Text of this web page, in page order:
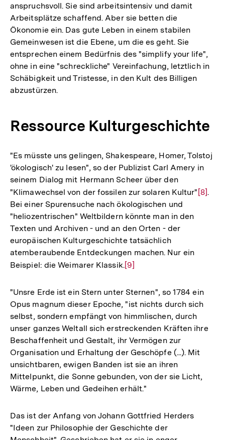
anspruchsvoll. Sie sind arbeitsintensiv und damit
Arbeitsplätze schaffend. Aber sie betten die
Ökonomie ein. Das gute Leben in einem stabilen
Gemeinwesen ist die Ebene, um die es geht. Sie
entsprechen einem Bedürfnis des "simplify your life",
ohne in eine "schreckliche" Vereinfachung, letztlich in
Schäbigkeit und Tristesse, in den Kult des Billigen
abzustürzen.
Ressource Kulturgeschichte
"Es müsste uns gelingen, Shakespeare, Homer, Tolstoj
'ökologisch' zu lesen", so der Publizist Carl Amery in
seinem Dialog mit Hermann Scheer über den
"Klimawechsel von der fossilen zur solaren Kultur" Zur
[8].
Bei einer Spurensuche nach ökologischen und
"heliozentrischen" Weltbildern könnte man in den
Texten und Archiven - und an den Orten - der
europäischen Kulturgeschichte tatsächlich
atemberaubende Entdeckungen machen. Nur ein
Beispiel: die Weimarer Klassik.Zur
der
Fußnote
[9]
"Unsre Erde ist ein Stern unter Sternen", so 1784 ein
Opus magnum dieser Epoche, "ist nichts durch sich
selbst, sondern empfängt von himmlischen, durch
unser ganzes Weltall sich erstreckenden Kräften ihre
Beschaffenheit und Gestalt, ihr Vermögen zur
Organisation und Erhaltung der Geschöpfe (...). Mit
unsichtbaren, ewigen Banden ist sie an ihren
Mittelpunkt, die Sonne gebunden, von der sie Licht,
Wärme, Leben und Gedeihen erhält."
Das ist der Anfang von Johann Gottfried Herders
"Ideen zur Philosophie der Geschichte der